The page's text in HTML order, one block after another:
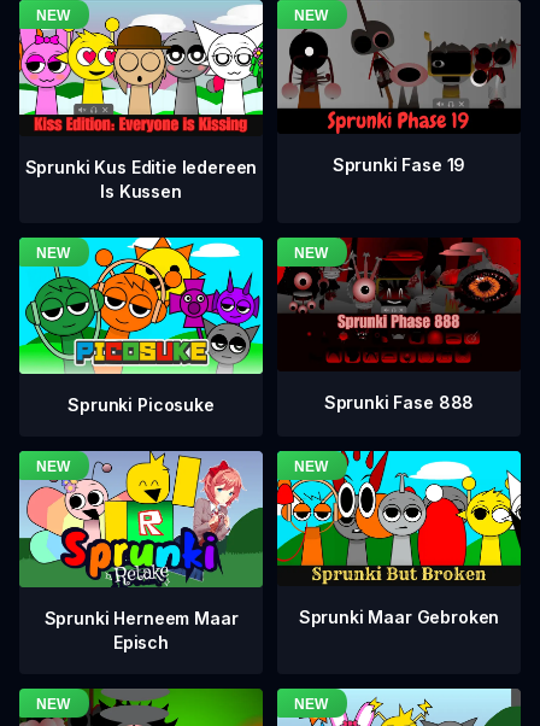
Sprunki Kus Editie Iedereen
Is Kussen
Sprunki Fase 19
Sprunki Picosuke Sprunki Fase 888
Sprunki Herneem Maar
Episch
Sprunki Maar Gebroken